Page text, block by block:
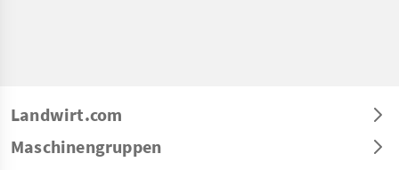
Landwirt.com
Maschinengruppen